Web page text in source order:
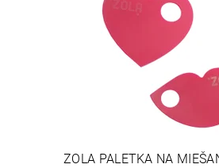
ZOLA PALETKA NA